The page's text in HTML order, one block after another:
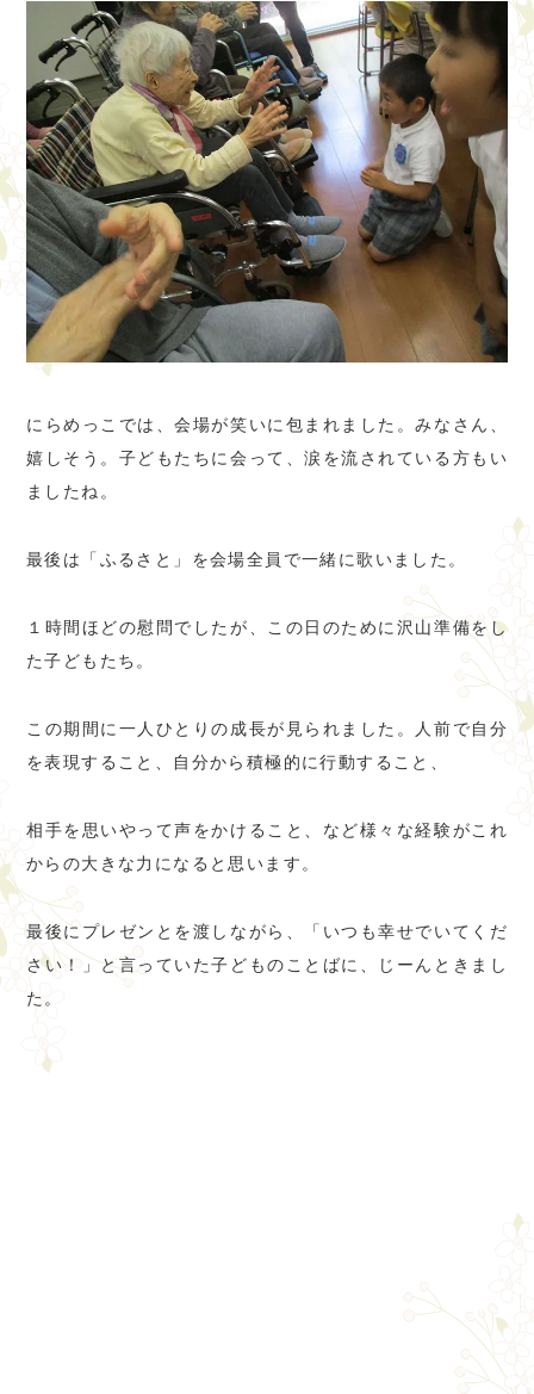
にらめっこでは、会場が笑いに包まれました。みなさん、
嬉しそう。子どもたちに会って、涙を流されている方もい
ましたね。
最後は「ふるさと」を会場全員で一緒に歌いました。
１時間ほどの慰問でしたが、この日のために沢山準備をし
た子どもたち。
この期間に一人ひとりの成長が見られました。人前で自分
を表現すること、自分から積極的に行動すること、
相手を思いやって声をかけること、など様々な経験がこれ
からの大きな力になると思います。
最後にプレゼンとを渡しながら、「いつも幸せでいてくだ
さい！」と言っていた子どものことばに、じーんときまし
た。